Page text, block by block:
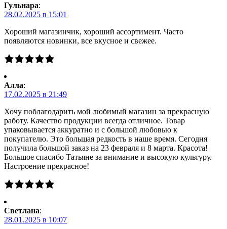
Гульнара:
28.02.2025 в 15:01
Хороший магазинчик, хороший ассортимент. Часто
появляются новинки, все вкусное и свежее.
Алла:
17.02.2025 в 21:49
Хочу поблагодарить мой любимый магазин за прекрасную
работу. Качество продукции всегда отличное. Товар
упаковывается аккуратно и с большой любовью к
покупателю. Это большая редкость в наше время. Сегодня
получила большой заказ на 23 февраля и 8 марта. Красота!
Большое спасибо Татьяне за внимание и высокую культуру.
Настроение прекрасное!
Светлана:
28.01.2025 в 10:07